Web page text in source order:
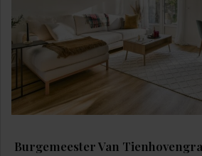
Burgemeester Van